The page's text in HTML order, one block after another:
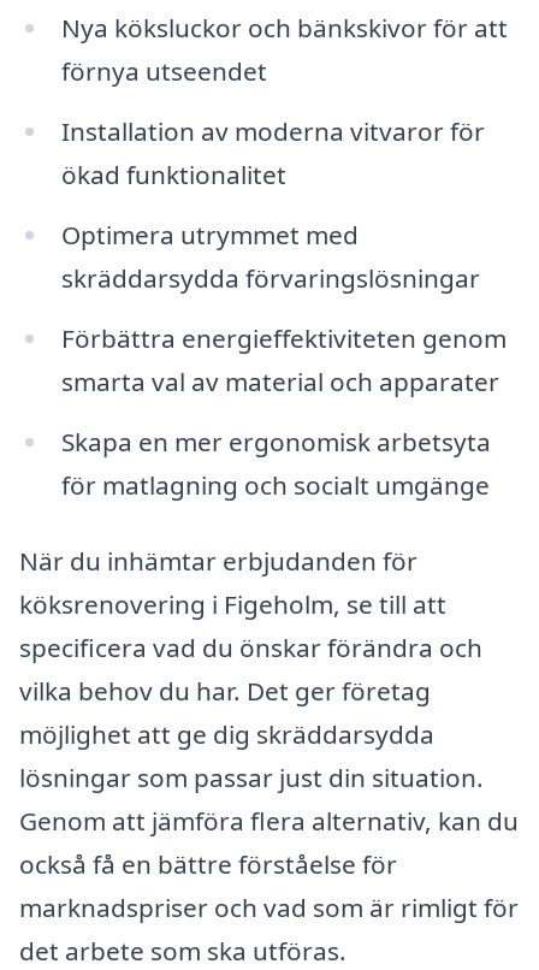
Nya köksluckor och bänkskivor för att
förnya utseendet
Installation av moderna vitvaror för
ökad funktionalitet
Optimera utrymmet med
skräddarsydda förvaringslösningar
Förbättra energieffektiviteten genom
smarta val av material och apparater
Skapa en mer ergonomisk arbetsyta
för matlagning och socialt umgänge
När du inhämtar erbjudanden för
köksrenovering i Figeholm, se till att
specificera vad du önskar förändra och
vilka behov du har. Det ger företag
möjlighet att ge dig skräddarsydda
lösningar som passar just din situation.
Genom att jämföra flera alternativ, kan du
också få en bättre förståelse för
marknadspriser och vad som är rimligt för
det arbete som ska utföras.